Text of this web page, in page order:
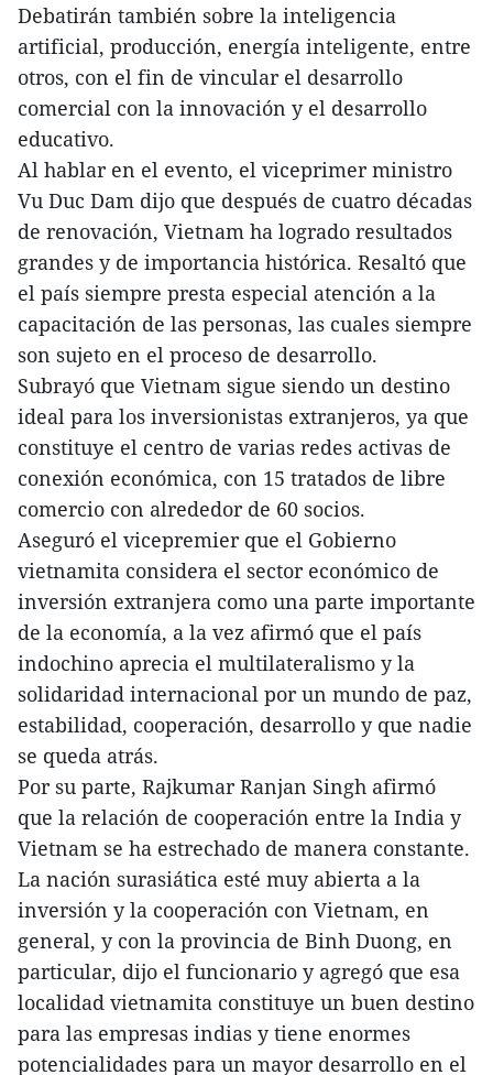
Debatirán también sobre la inteligencia
artificial, producción, energía inteligente, entre
otros, con el fin de vincular el desarrollo
comercial con la innovación y el desarrollo
educativo.
Al hablar en el evento, el viceprimer ministro
Vu Duc Dam dijo que después de cuatro décadas
de renovación, Vietnam ha logrado resultados
grandes y de importancia histórica. Resaltó que
el país siempre presta especial atención a la
capacitación de las personas, las cuales siempre
son sujeto en el proceso de desarrollo.
Subrayó que Vietnam sigue siendo un destino
ideal para los inversionistas extranjeros, ya que
constituye el centro de varias redes activas de
conexión económica, con 15 tratados de libre
comercio con alrededor de 60 socios.
Aseguró el vicepremier que el Gobierno
vietnamita considera el sector económico de
inversión extranjera como una parte importante
de la economía, a la vez afirmó que el país
indochino aprecia el multilateralismo y la
solidaridad internacional por un mundo de paz,
estabilidad, cooperación, desarrollo y que nadie
se queda atrás.
Por su parte, Rajkumar Ranjan Singh afirmó
que la relación de cooperación entre la India y
Vietnam se ha estrechado de manera constante.
La nación surasiática esté muy abierta a la
inversión y la cooperación con Vietnam, en
general, y con la provincia de Binh Duong, en
particular, dijo el funcionario y agregó que esa
localidad vietnamita constituye un buen destino
para las empresas indias y tiene enormes
potencialidades para un mayor desarrollo en el